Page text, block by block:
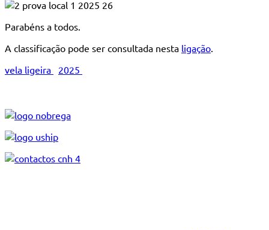
Parabéns a todos.
A classificação pode ser consultada nesta ligação.
vela ligeira
2025